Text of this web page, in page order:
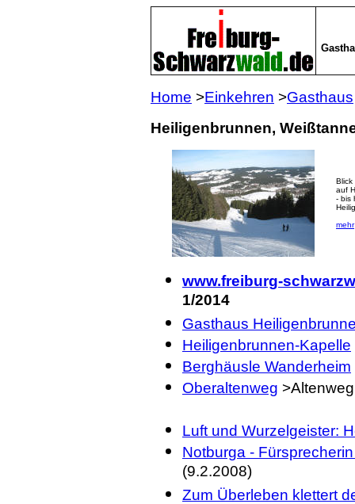
Home >Einkehren >Gasthaus
Heiligenbrunnen,
Blick
auf
- bis
mehr
www.freiburg-
1/2014
Gasthaus
Heiligenbrunnen-Kapelle
Berghäusle Wanderheim
Oberaltenweg
Luft und Wurzelgeister:
Notburga -
(9.2.2008)
Zum Überleben klettert